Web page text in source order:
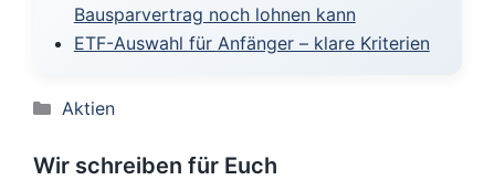
Bausparvertrag noch lohnen kann
ETF-Auswahl für Anfänger – klare Kriterien
Kategorien
Aktien
Wir schreiben für Euch